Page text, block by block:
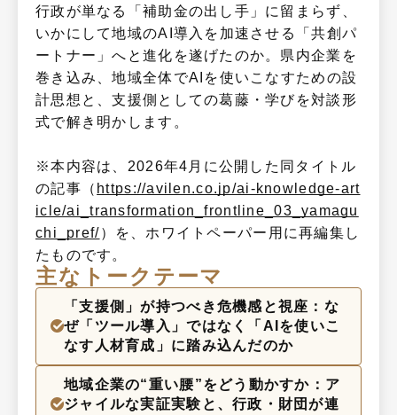
行政が単なる「補助金の出し手」に留まらず、
いかにして地域のAI導入を加速させる「共創パ
ートナー」へと進化を遂げたのか。県内企業を
巻き込み、地域全体でAIを使いこなすための設
計思想と、支援側としての葛藤・学びを対談形
式で解き明かします。
※本内容は、2026年4月に公開した同タイトル
の記事（ https://avilen.co.jp/ai-knowledge-art
icle/ai_transformation_frontline_03_yamagu
chi_pref/）を、ホワイトペーパー用に再編集し
たものです。
主なトークテーマ
「支援側」が持つべき危機感と視座：な
ぜ「ツール導入」ではなく「AIを使いこ
なす人材育成」に踏み込んだのか
地域企業の“重い腰”をどう動かすか：ア
ジャイルな実証実験と、行政・財団が連